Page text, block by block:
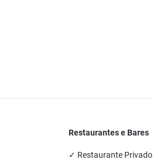
Restaurantes e Bares
✓ Restaurante Privado